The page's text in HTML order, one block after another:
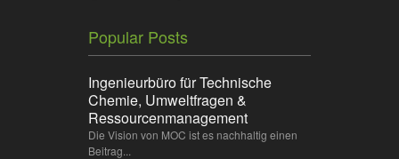
Popular Posts
Ingenieurbüro für Technische
Chemie, Umweltfragen &
Ressourcenmanagement
Die Vision von MOC ist es nachhaltig einen
Beitrag...